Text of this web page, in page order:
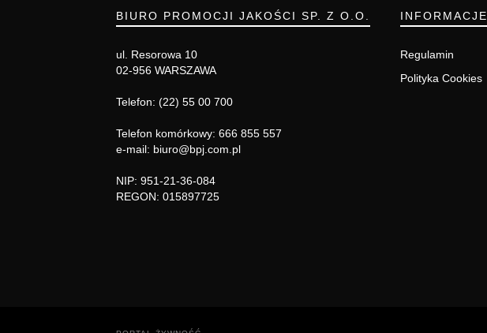
BIURO PROMOCJI JAKOŚCI SP. Z O.O.
ul. Resorowa 10
02-956 WARSZAWA
Telefon: (22) 55 00 700
Telefon komórkowy: 666 855 557
e-mail: biuro@bpj.com.pl
NIP: 951-21-36-084
REGON: 015897725
INFORMACJE
Regulamin
Polityka Cookies